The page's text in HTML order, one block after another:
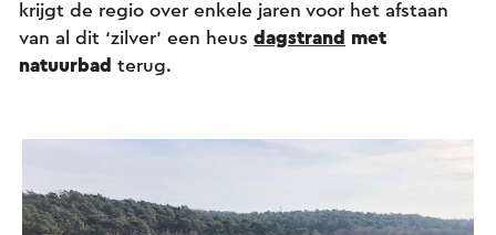
krijgt de regio over enkele jaren voor het afstaan
van al dit ‘zilver’ een heus dagstrand met
natuurbad terug.